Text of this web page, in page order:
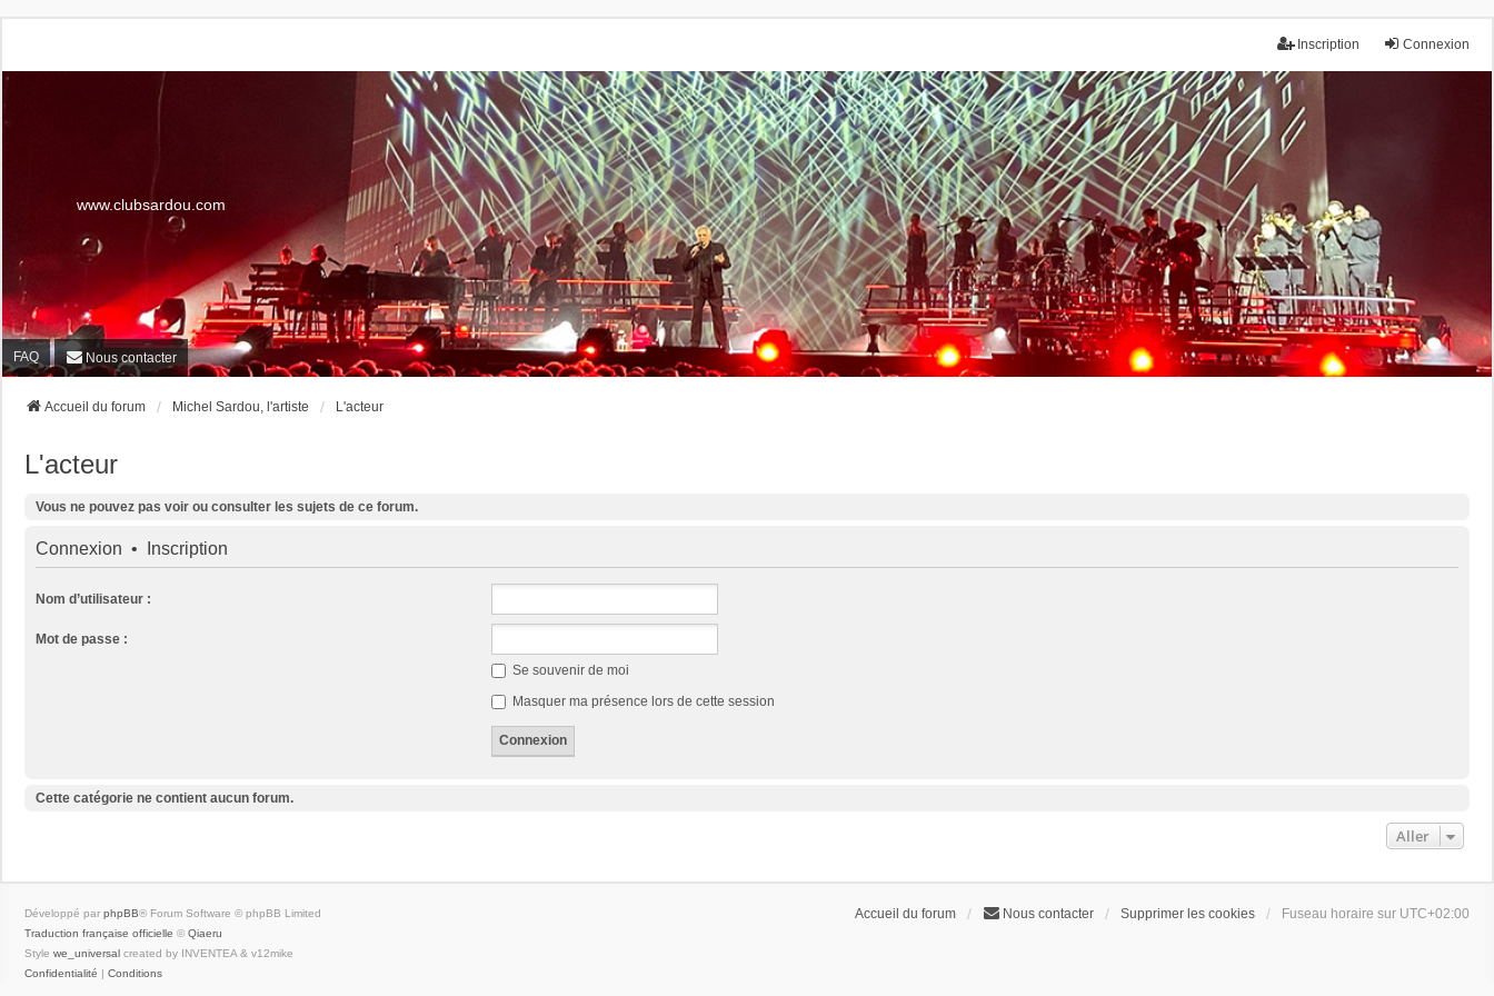
Connexion
Inscription
www.clubsardou.com
FAQ Nous contacter
Accueil du forum Michel Sardou, l'artiste L'acteur
L'acteur
Vous ne pouvez pas voir ou consulter les sujets de ce forum.
Connexion • Inscription
Nom d’utilisateur :
Mot de passe :
Se souvenir de moi
Masquer ma présence lors de cette session
Cette catégorie ne contient aucun forum.
Aller
Accueil du forum Nous contacter Supprimer les cookies Fuseau horaire sur UTC+02:00
Développé par phpBB® Forum Software © phpBB Limited
Traduction française officielle © Qiaeru
Style we_universal created by INVENTEA & v12mike
Confidentialité | Conditions